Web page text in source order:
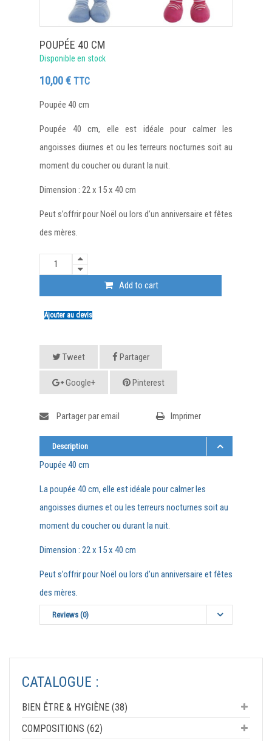
POUPÉE 40 CM
Disponible en stock
10,00€ TTC
Poupée 40 cm
Poupée 40 cm, elle est idéale pour calmer les
angoisses diurnes et ou les terreurs nocturnes soit au
moment du coucher ou durant la nuit.
Dimension : 22 x 15 x 40 cm
Peut s’offrir pour Noël ou lors d’un anniversaire et fêtes
des mères.
Add to cart
Ajouter au devis
Tweet Partager
Google+ Pinterest
Imprimer
Partager par email
Description
Poupée 40 cm
La poupée 40 cm, elle est idéale pour calmer les
angoisses diurnes et ou les terreurs nocturnes soit au
moment du coucher ou durant la nuit.
Dimension : 22 x 15 x 40 cm
Peut s’offrir pour Noël ou lors d’un anniversaire et fêtes
des mères.
Reviews (0)
CATALOGUE :
BIEN ÊTRE & HYGIÈNE (38)
COMPOSITIONS (62)